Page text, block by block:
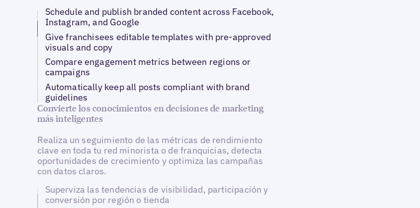
Schedule and publish branded content across Facebook,
Instagram, and Google
Give franchisees editable templates with pre-approved
visuals and copy
Compare engagement metrics between regions or
campaigns
Automatically keep all posts compliant with brand
guidelines
Convierte los conocimientos en decisiones de marketing
más inteligentes
Realiza un seguimiento de las métricas de rendimiento
clave en toda tu red minorista o de franquicias, detecta
oportunidades de crecimiento y optimiza las campañas
con datos claros.
Superviza las tendencias de visibilidad, participación y
conversión por región o tienda